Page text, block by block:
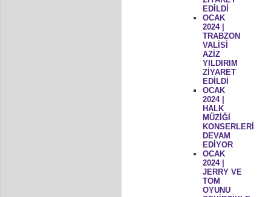
EDİLDİ
OCAK
2024 |
TRABZON
VALİSİ
AZİZ
YILDIRIM
ZİYARET
EDİLDİ
OCAK
2024 |
HALK
MÜZİĞİ
KONSERLERİ
DEVAM
EDİYOR
OCAK
2024 |
JERRY VE
TOM
OYUNU